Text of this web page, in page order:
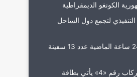
الكونغو الديمقراطية
لتجمع دول الساحل
ميناء_دمياط استقبل خلال الـ 24 ساعة الماضية عدد 13 سفينة
وزير الطيران: مشروع مبني الركاب رقم «4» يأتي بطاقة